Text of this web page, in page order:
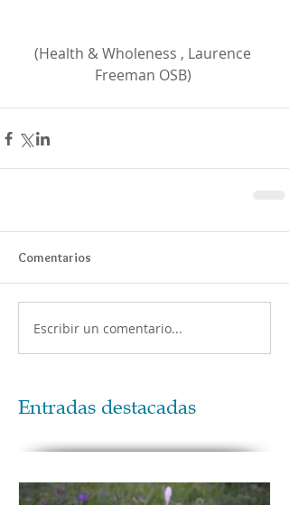
(Health & Wholeness , Laurence
Freeman OSB)
Comentarios
Escribir un comentario...
Entradas destacadas